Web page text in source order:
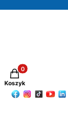
Produkty w
Koszyk